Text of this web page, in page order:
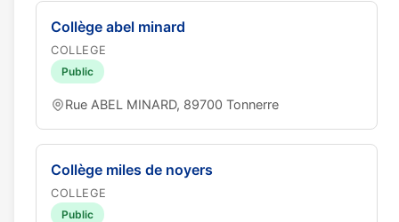
Collège abel minard
COLLEGE
Public
Rue ABEL MINARD, 89700 Tonnerre
Collège miles de noyers
COLLEGE
Public